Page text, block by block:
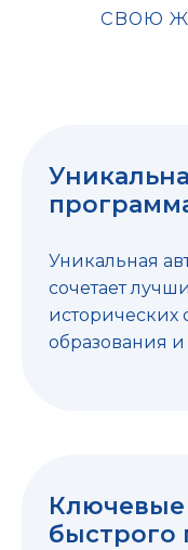
свою
Уникальная
сочетает
исторических
образования
Ключевые
быстрого